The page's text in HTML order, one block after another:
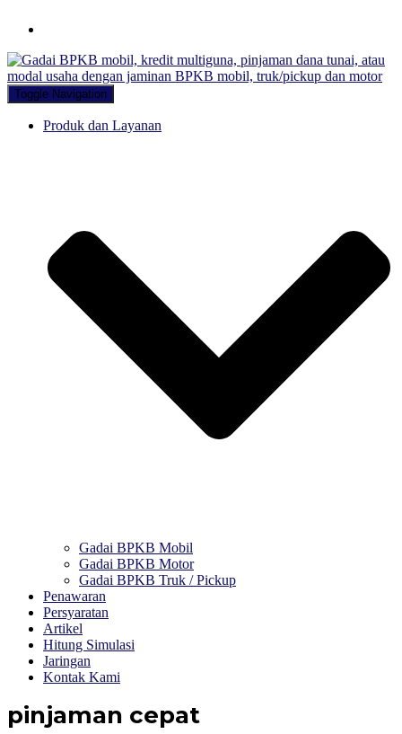
Toggle Navigation
Produk dan Layanan
Gadai BPKB Mobil
Gadai BPKB Motor
Gadai BPKB Truk / Pickup
Penawaran
Persyaratan
Artikel
Hitung Simulasi
Jaringan
Kontak Kami
pinjaman cepat